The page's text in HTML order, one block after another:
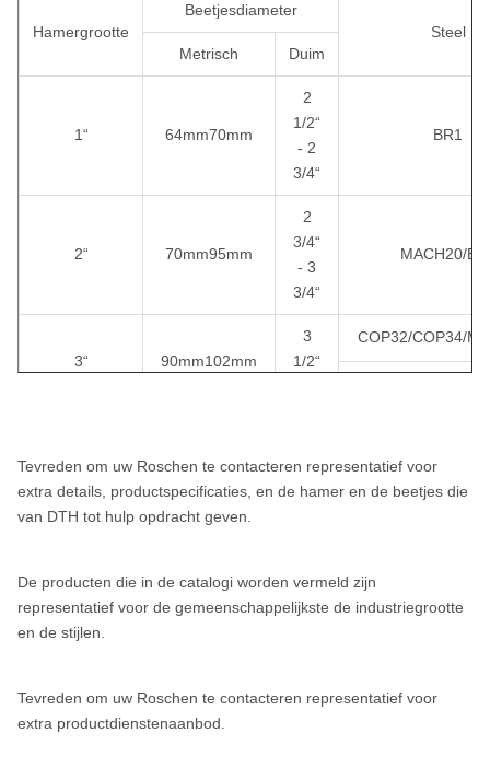
6“
ROS 64
API 3 1/2“
ROS 82
ROS 84
COP84
QL80
10“ ROS 100 API 6 5/8“
Numa100
12“
DHD1120
SD12
Nota's: Metzke, Remet-draad is beschikbaar!
Hamergrootte
Beetjesdiameter
Steel
Metrisch
Duim
1“ 64mm70mm
2
1/2“
- 2
3/4“
BR1
2“ 70mm95mm
2
3/4“
- 3
3/4“
MACH20/
3“ 90mm102mm
3
1/2“
COP32/COP34/
1/2“
- 10“
M60/QL60/
Tevreden om uw Roschen te contacteren representatief voor
extra details, productspecificaties, en de hamer en de beetjes die
van DTH tot hulp opdracht geven.
De producten die in de catalogi worden vermeld zijn
representatief voor de gemeenschappelijkste de industriegrootte
en de stijlen.
Tevreden om uw Roschen te contacteren representatief voor
extra productdienstenaanbod.